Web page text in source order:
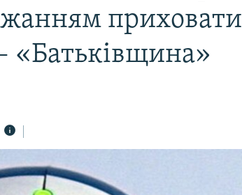
приховати
«Батьківщина»